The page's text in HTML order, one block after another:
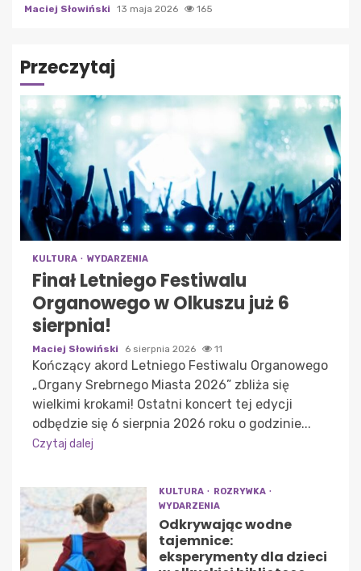
Maciej Słowiński 13 maja 2026 165
Przeczytaj
KULTURA WYDARZENIA
Finał Letniego Festiwalu
Organowego w Olkuszu już 6
sierpnia!
Maciej Słowiński 6 sierpnia 2026 11
Kończący akord Letniego Festiwalu Organowego
„Organy Srebrnego Miasta 2026” zbliża się
wielkimi krokami! Ostatni koncert tej edycji
odbędzie się 6 sierpnia 2026 roku o godzinie...
Czytaj dalej
KULTURA
ROZRYWKA
WYDARZENIA
Odkrywając wodne
tajemnice:
eksperymenty dla dzieci